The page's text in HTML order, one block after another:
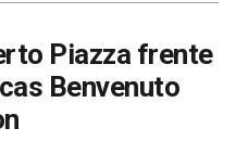
Piazza frente
Benvenuto